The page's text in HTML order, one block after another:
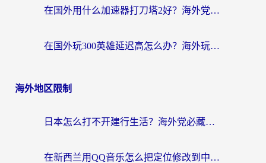
在国外用什么加速器打刀塔2好？海外党国服游戏加速避坑指南
在国外玩300英雄延迟高怎么办？海外玩家亲测有效的加速器选择指南
海外地区限制
日本怎么打不开建行生活？海外党必藏的回国加速指南（含丹麦国外影音问题破解）
在新西兰用QQ音乐怎么把定位修改到中国国内？海外党听歌追剧的实用指南